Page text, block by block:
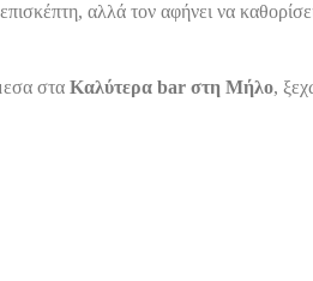
αλλά τον αφήνει να καθορίσει
στα Καλύτερα bar στη Μήλο,